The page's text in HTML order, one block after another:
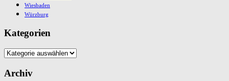
Wiesbaden
Würzburg
Kategorien
Kategorien
Archiv